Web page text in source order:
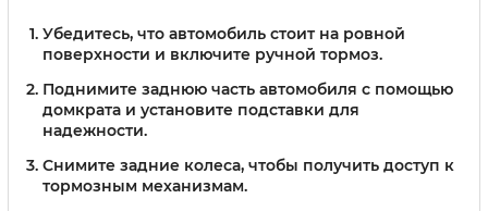
Убедитесь, что автомобиль стоит на ровной
поверхности и включите ручной тормоз.
Поднимите заднюю часть автомобиля с помощью
домкрата и установите подставки для
надежности.
Снимите задние колеса, чтобы получить доступ к
тормозным механизмам.